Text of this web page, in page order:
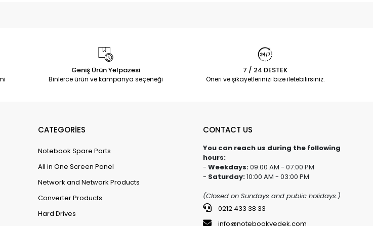
Geniş Ürün Yelpazesi
Binlerce ürün ve kampanya seçeneği
7 / 24 DESTEK
Öneri ve şikayetlerinizi bize iletebilirsiniz.
CATEGORİES
Notebook Spare Parts
All in One Screen Panel
Network and Network Products
Converter Products
Hard Drives
CONTACT US
You can reach us during the following
hours:
- Weekdays:09:00 AM - 07:00 PM
- Saturday:10:00 AM - 03:00 PM
(Closed on Sundays and public holidays.)
0212 433 38 33
info@notebookyedek.com